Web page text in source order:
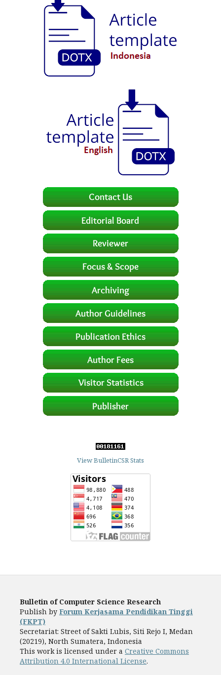
View BulletinCSR Stats
Bulletin of Computer Science Research
Publish by Forum Kerjasama Pendidikan Tinggi
(FKPT)
Secretariat: Street of Sakti Lubis, Siti Rejo I, Medan
(20219), North Sumatera, Indonesia
This work is licensed under a Creative Commons
Attribution 4.0 International License.